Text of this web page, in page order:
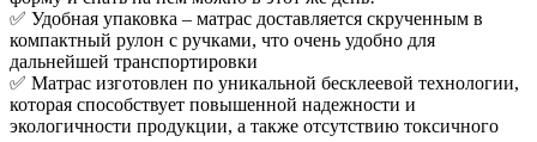
✅ Удобная упаковка – матрас доставляется скрученным в
компактный рулон с ручками, что очень удобно для
дальнейшей транспортировки
✅ Матрас изготовлен по уникальной бесклеевой технологии,
которая способствует повышенной надежности и
экологичности продукции, а также отсутствию токсичного